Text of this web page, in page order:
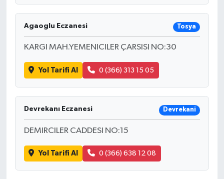
Agaoglu Eczanesi Tosya
KARGI MAH.YEMENICILER ÇARSISI NO:30
Yol Tarifi Al 0 (366) 313 15 05
Devrekanı Eczanesi Devrekani
DEMIRCILER CADDESI NO:15
Yol Tarifi Al 0 (366) 638 12 08